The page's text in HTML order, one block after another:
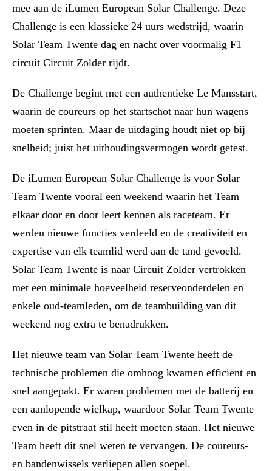
mee aan de iLumen European Solar Challenge. Deze
Challenge is een klassieke 24 uurs wedstrijd, waarin
Solar Team Twente dag en nacht over voormalig F1
circuit Circuit Zolder rijdt.
De Challenge begint met een authentieke Le Mansstart,
waarin de coureurs op het startschot naar hun wagens
moeten sprinten. Maar de uitdaging houdt niet op bij
snelheid; juist het uithoudingsvermogen wordt getest.
De iLumen European Solar Challenge is voor Solar
Team Twente vooral een weekend waarin het Team
elkaar door en door leert kennen als raceteam. Er
werden nieuwe functies verdeeld en de creativiteit en
expertise van elk teamlid werd aan de tand gevoeld.
Solar Team Twente is naar Circuit Zolder vertrokken
met een minimale hoeveelheid reserveonderdelen en
enkele oud-teamleden, om de teambuilding van dit
weekend nog extra te benadrukken.
Het nieuwe team van Solar Team Twente heeft de
technische problemen die omhoog kwamen efficiënt en
snel aangepakt. Er waren problemen met de batterij en
een aanlopende wielkap, waardoor Solar Team Twente
even in de pitstraat stil heeft moeten staan. Het nieuwe
Team heeft dit snel weten te vervangen. De coureurs-
en bandenwissels verliepen allen soepel.